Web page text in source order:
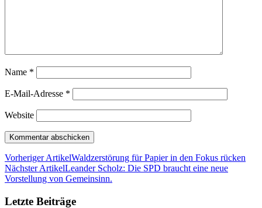
Name *
E-Mail-Adresse *
Website
Vorheriger ArtikelWaldzerstörung für Papier in den Fokus rücken
Nächster ArtikelLeander Scholz: Die SPD braucht eine neue
Vorstellung von Gemeinsinn.
Letzte Beiträge